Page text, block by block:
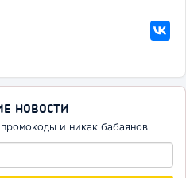
НОВОСТИ
промокоды и никак бабаянов